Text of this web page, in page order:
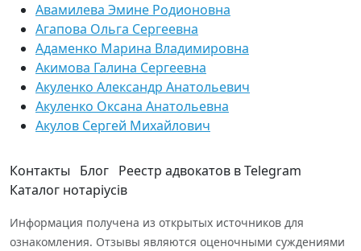
Авамилева Эмине Родионовна
Агапова Ольга Сергеевна
Адаменко Марина Владимировна
Акимова Галина Сергеевна
Акуленко Александр Анатольевич
Акуленко Оксана Анатольевна
Акулов Сергей Михайлович
Контакты Блог Реестр адвокатов в Telegram
Каталог нотаріусів
Информация получена из открытых источников для
ознакомления. Отзывы являются оценочными суждениями